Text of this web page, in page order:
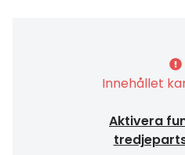
Innehållet
Aktivera